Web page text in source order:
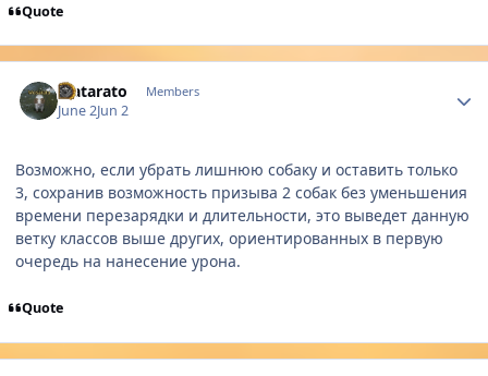
Quote
Matarato Members
June 2Jun 2
Возможно, если убрать лишнюю собаку и оставить только
3, сохранив возможность призыва 2 собак без уменьшения
времени перезарядки и длительности, это выведет данную
ветку классов выше других, ориентированных в первую
очередь на нанесение урона.
Quote